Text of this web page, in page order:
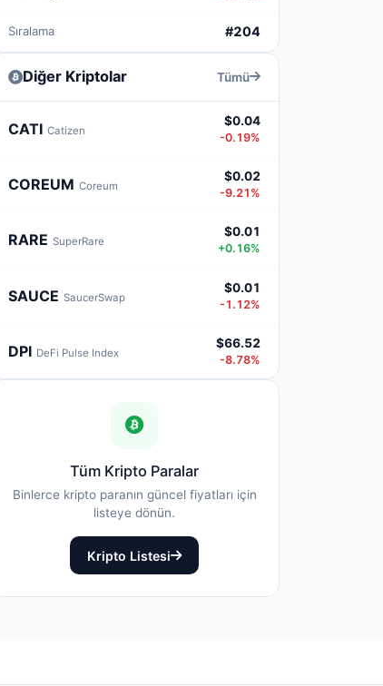
Sıralama #204
Diğer Kriptolar Tümü
CATI Catizen
$0.04
-0.19%
COREUM Coreum
$0.02
-9.21%
RARE SuperRare
$0.01
+0.16%
SAUCE SaucerSwap
$0.01
-1.12%
DPI DeFi Pulse Index
$66.52
-8.78%
Tüm Kripto Paralar
Binlerce kripto paranın güncel fiyatları için
listeye dönün.
Kripto Listesi